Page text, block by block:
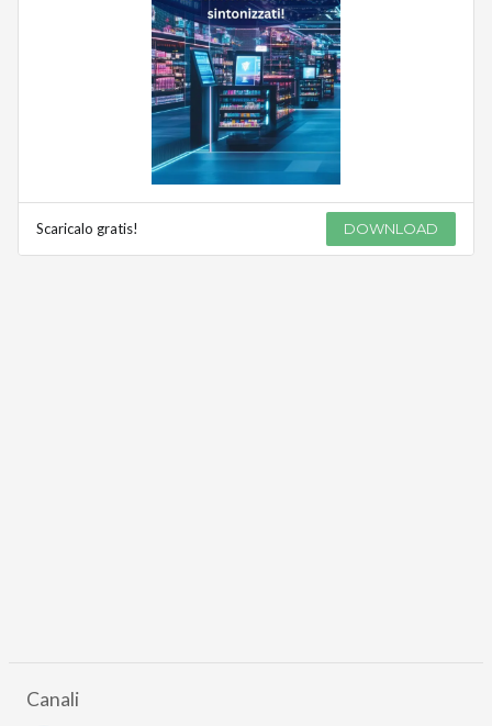
Scaricalo gratis! DOWNLOAD
Canali